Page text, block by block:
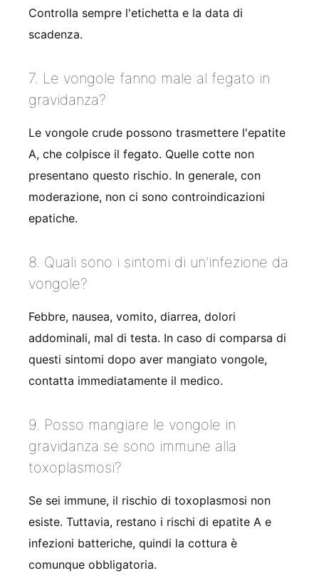
Controlla sempre l'etichetta e la data di
scadenza.
7. Le vongole fanno male al fegato in
gravidanza?
Le vongole crude possono trasmettere l'epatite
A, che colpisce il fegato. Quelle cotte non
presentano questo rischio. In generale, con
moderazione, non ci sono controindicazioni
epatiche.
8. Quali sono i sintomi di un'infezione da
vongole?
Febbre, nausea, vomito, diarrea, dolori
addominali, mal di testa. In caso di comparsa di
questi sintomi dopo aver mangiato vongole,
contatta immediatamente il medico.
9. Posso mangiare le vongole in
gravidanza se sono immune alla
toxoplasmosi?
Se sei immune, il rischio di toxoplasmosi non
esiste. Tuttavia, restano i rischi di epatite A e
infezioni batteriche, quindi la cottura è
comunque obbligatoria.